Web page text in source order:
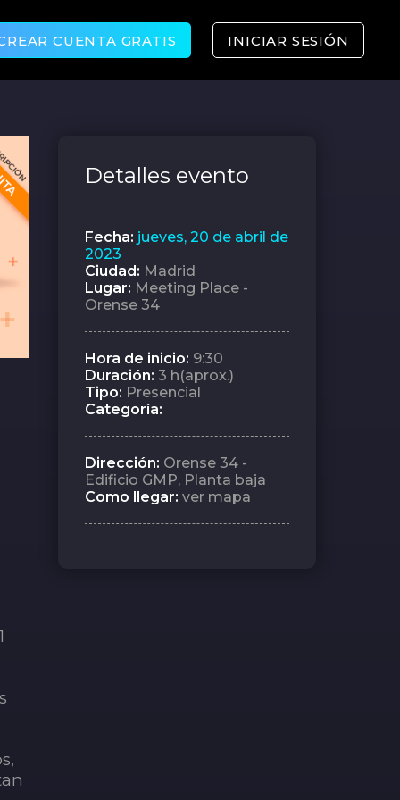
CUENTA GRATIS INICIAR SESIÓN
Detalles evento
Fecha: jueves, 20 de abril de
2023
Ciudad: Madrid
Lugar: Meeting Place -
Orense 34
Hora de inicio: 9:30
Duración: 3 h(aprox.)
Tipo: Presencial
Categoría:
Dirección: Orense 34 -
Edificio GMP, Planta baja
Como llegar: ver mapa